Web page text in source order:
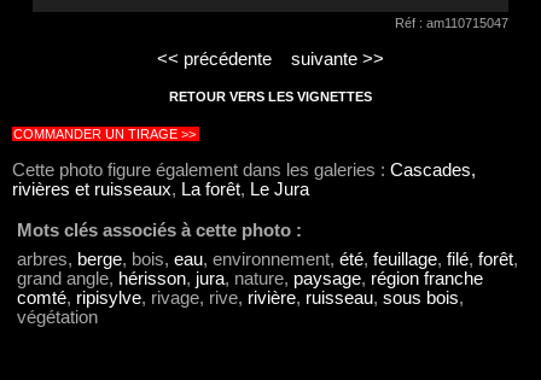
Réf : am110715047
<< précédente suivante >>
RETOUR VERS LES VIGNETTES
COMMANDER UN TIRAGE >>
Cette photo figure également dans les galeries : Cascades,
rivières et ruisseaux, La forêt, Le Jura
Mots clés associés à cette photo :
arbres, berge, bois, eau, environnement, été, feuillage, filé, forêt,
grand angle, hérisson, jura, nature, paysage, région franche
comté, ripisylve, rivage, rive, rivière, ruisseau, sous bois,
végétation